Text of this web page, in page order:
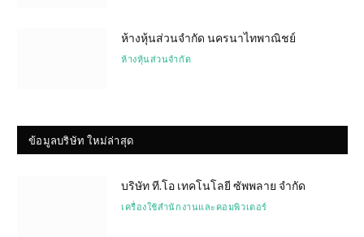
ห้างหุ้นส่วนจำกัด นครนาไทพาณิชย์
ห้างหุ้นส่วนจำกัด
ข้อมูลบริษัท ใหม่ล่าสุด
บริษัท ที.โอ เทคโนโลยี ซัพพลาย จำกัด
เครื่องใช้สำนักงานและคอมพิวเตอร์